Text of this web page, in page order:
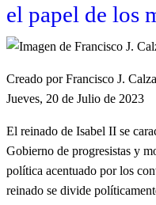
el papel de los
Creado por Francisco J.
Jueves, 20 de Julio de 2023
El reinado de Isabel II se
Gobierno de progresistas y
política acentuado por los
reinado se divide